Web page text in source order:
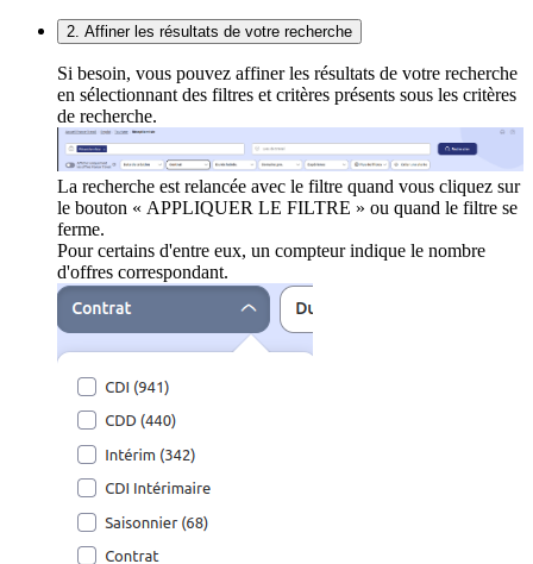
2. Affiner les résultats de votre recherche
Si besoin, vous pouvez affiner les résultats de votre recherche
en sélectionnant des filtres et critères présents sous les critères
de recherche.
La recherche est relancée avec le filtre quand vous cliquez sur
le bouton « APPLIQUER LE FILTRE » ou quand le filtre se
ferme.
Pour certains d'entre eux, un compteur indique le nombre
d'offres correspondant.